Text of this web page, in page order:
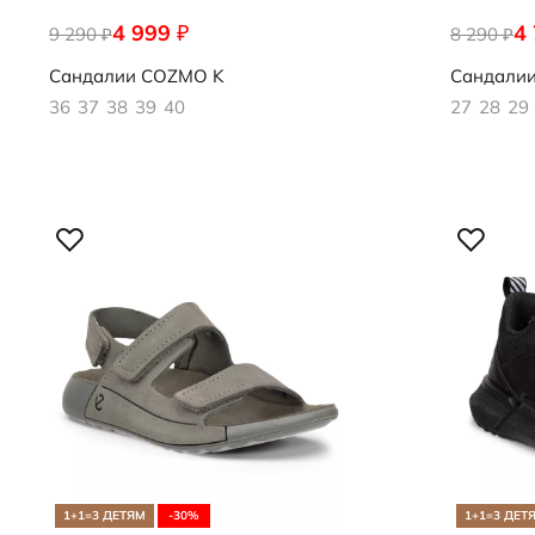
4 999 ₽
9 290₽
700453/50366
Сандалии COZMO K
36 37 38 39 40
4
8 290₽
700442/
Сандалии
27 28 29
1+1=3 ДЕТЯМ -30% 1+1=3